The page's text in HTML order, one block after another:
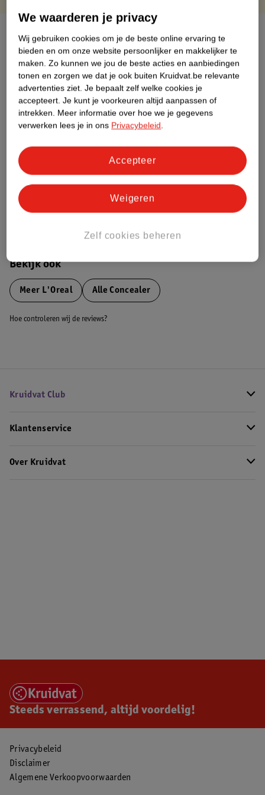
Over dit product
Productinformatie
Etiketinformatie
Nature Impact Score
Dit product heeft (nog) geen Nature
Impact Score.
Bekijk ook
Meer L'Oreal Alle Concealer
Hoe controleren wij de reviews?
Kruidvat Club
Klantenservice
Over Kruidvat
Steeds verrassend, altijd voordelig!
Privacybeleid
Disclaimer
Algemene Verkoopvoorwaarden
We waarderen je privacy
Wij gebruiken cookies om je de beste online ervaring te
bieden en om onze website persoonlijker en makkelijker te
maken. Zo kunnen we jou de beste acties en aanbiedingen
tonen en zorgen we dat je ook buiten Kruidvat.be relevante
advertenties ziet. Je bepaalt zelf welke cookies je
accepteert. Je kunt je voorkeuren altijd aanpassen of
intrekken. Meer informatie over hoe we je gegevens
verwerken lees je in ons Privacybeleid.
Zelf cookies beheren
Weigeren
Accepteer